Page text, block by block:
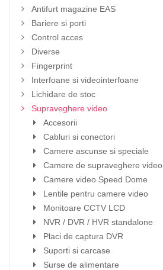
Antifurt magazine EAS
Bariere si porti
Control acces
Diverse
Fingerprint
Interfoane si videointerfoane
Lichidare de stoc
Supraveghere video
Accesorii
Cabluri si conectori
Camere ascunse si speciale
Camere de supraveghere video
Camere video Speed Dome
Lentile pentru camere video
Monitoare CCTV LCD
NVR / DVR / HVR standalone
Placi de captura DVR
Suporti si carcase
Surse de alimentare